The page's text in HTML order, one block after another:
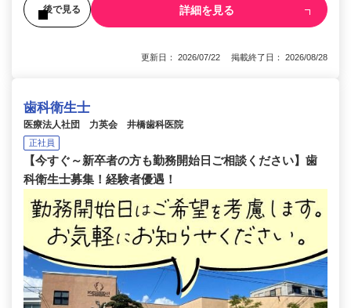
後で見る 詳細を見る
更新日： 2026/07/22 掲載終了日： 2026/08/28
歯科衛生士
医療法人社団 力英会 井橋歯科医院
正社員
【今すぐ～新卒者の方も勤務開始日ご相談ください】歯
科衛生士募集！経験者優遇！